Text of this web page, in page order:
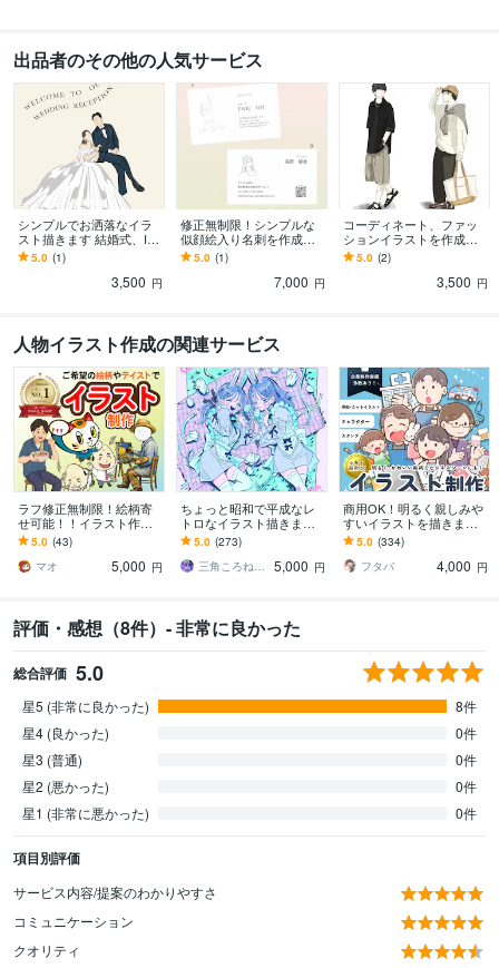
出品者のその他の人気サービス
シンプルでお洒落なイラ
スト描きます 結婚式、Ins
tagram、アイコン、名
刺、ポスター
5.0 (1)
3,500 円
修正無制限！シンプルな
似顔絵入り名刺を作成し
ます 印象に残るあなただ
けのお洒落なイラスト名
5.0 (1)
7,000 円
コーディネート、ファッ
ションイラストを作成致
します 元ファッションデ
ザイナーがイラストを描
5.0 (2)
3,500 円
人物イラスト作成の関連サービス
ラフ修正無制限！絵柄寄
せ可能！！イラスト作成
します 【商用可】SNS集
客・キャラデザ・似顔
絵・アイコン・配信対応
5.0 (43)
マオ
5,000 円
ちょっと昭和で平成なレ
トロなイラスト描きます
昭和・平成レトロ☆ネオ
ン☆パステル
5.0 (273)
三角ころねる☆プロフ必読願います
5,000 円
商用OK！明るく親しみや
すいイラストを描きます
ビジネスシーンにも！We
b・LP/医療/福祉/栄養/保育
など
5.0 (334)
フタバ
4,000 円
評価・感想（8件）- 非常に良かった
総合評価 5.0
星5 (非常に良かった)
8件
星4 (良かった)
0件
星3 (普通)
0件
星2 (悪かった)
0件
星1 (非常に悪かった)
0件
項目別評価
サービス内容/提案のわかりやすさ
コミュニケーション
クオリティ